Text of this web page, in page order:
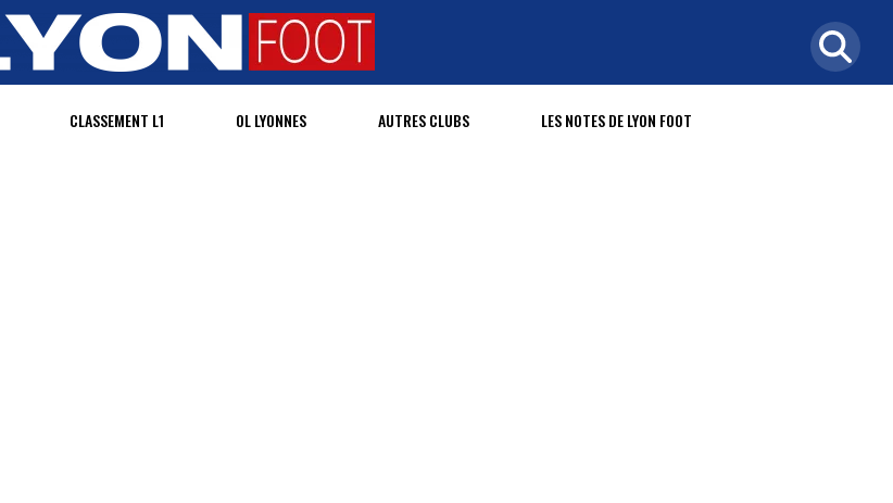
CLASSEMENT L1 OL LYONNES AUTRES CLUBS LES NOTES DE LYON FOOT